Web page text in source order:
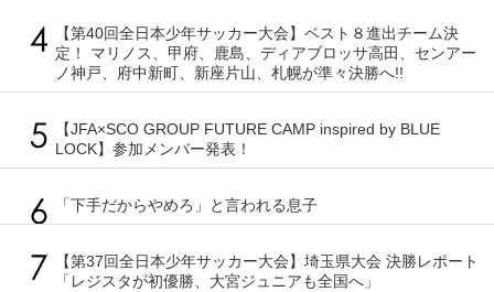
【第40回全日本少年サッカー大会】ベスト８進出チーム決
定！ マリノス、甲府、鹿島、ディアブロッサ高田、センアー
ノ神戸、府中新町、新座片山、札幌が準々決勝へ!!
【JFA×SCO GROUP FUTURE CAMP inspired by BLUE
LOCK】参加メンバー発表！
「下手だからやめろ」と言われる息子
【第37回全日本少年サッカー大会】埼玉県大会 決勝レポート
「レジスタが初優勝、大宮ジュニアも全国へ」